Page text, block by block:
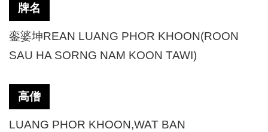
牌名
銮婆坤REAN LUANG PHOR KHOON(ROON
SAU HA SORNG NAM KOON TAWI)
高僧
LUANG PHOR KHOON,WAT BAN